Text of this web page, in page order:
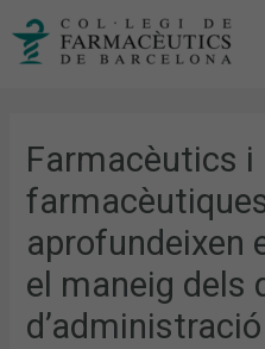
Farmacèutics i
aprofundeixen
el maneig dels
d’administració